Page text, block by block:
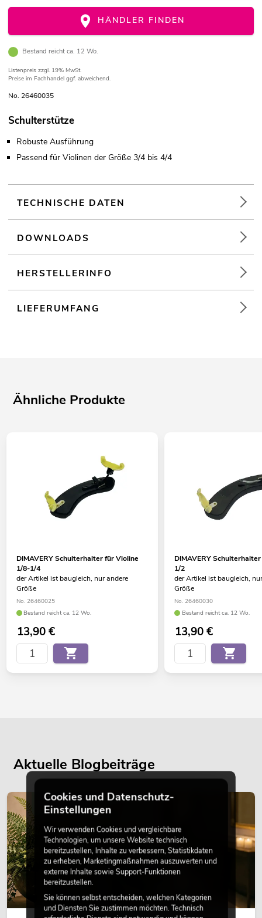
HÄNDLER FINDEN
Bestand reicht ca. 12 Wo.
Listenpreis zzgl. 19% MwSt.
Preise im Fachhandel ggf. abweichend.
No. 26460035
Schulterstütze
Robuste Ausführung
Passend für Violinen der Größe 3/4 bis 4/4
TECHNISCHE DATEN
DOWNLOADS
HERSTELLERINFO
LIEFERUMFANG
Ähnliche Produkte
DIMAVERY Schulterhalter für Violine
1/8-1/4
der Artikel ist baugleich, nur andere
Größe
No. 26460025
Bestand reicht ca. 12 Wo.
13,90€
DIMAVERY
1/2
der Artikel ist baugleich,
Größe
No. 26460030
Bestand reicht ca. 12 Wo.
13,90€
Aktuelle Blogbeiträge
DEKORATION
Cookies und Datenschutz-
Einstellungen
Wir verwenden Cookies und vergleichbare
Technologien, um unsere Website technisch
bereitzustellen, Inhalte zu verbessern, Statistikdaten
zu erheben, Marketingmaßnahmen auszuwerten und
externe Inhalte sowie Support-Funktionen
bereitzustellen.
Sie können selbst entscheiden, welchen Kategorien
und Diensten Sie zustimmen möchten. Technisch